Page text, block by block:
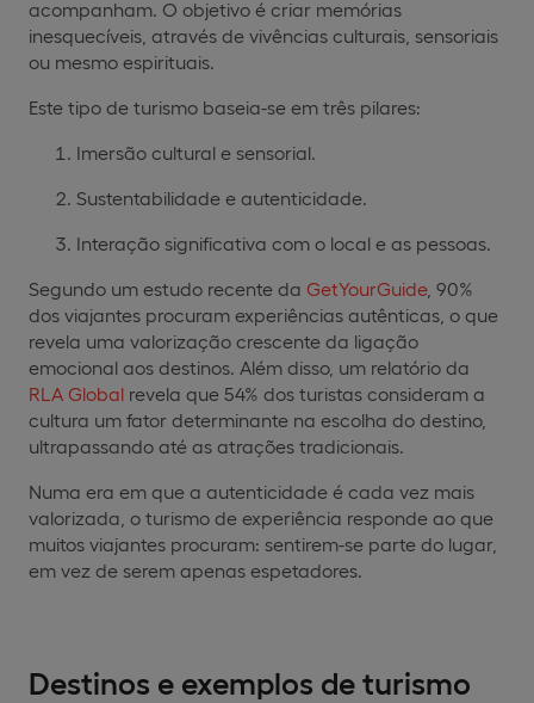
acompanham. O objetivo é criar memórias
inesquecíveis, através de vivências culturais, sensoriais
ou mesmo espirituais.
Este tipo de turismo baseia-se em três pilares:
Imersão cultural e sensorial.
Sustentabilidade e autenticidade.
Interação significativa com o local e as pessoas.
Segundo um estudo recente da GetYourGuide, 90%
dos viajantes procuram experiências autênticas, o que
revela uma valorização crescente da ligação
emocional aos destinos. Além disso, um relatório da
RLA Global revela que 54% dos turistas consideram a
cultura um fator determinante na escolha do destino,
ultrapassando até as atrações tradicionais.
Numa era em que a autenticidade é cada vez mais
valorizada, o turismo de experiência responde ao que
muitos viajantes procuram: sentirem-se parte do lugar,
em vez de serem apenas espetadores.
Destinos e exemplos de turismo